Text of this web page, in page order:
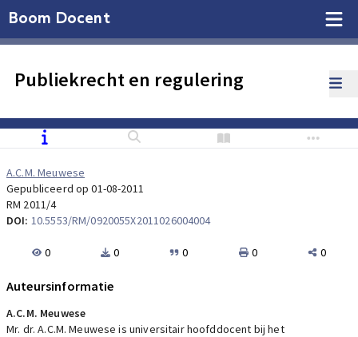
Boom Docent
Publiekrecht en regulering
A.C.M. Meuwese
Gepubliceerd op 01-08-2011
RM 2011/4
DOI: 10.5553/RM/0920055X2011026004004
0 0 0 0 0
Auteursinformatie
A.C.M. Meuwese
Mr. dr. A.C.M. Meuwese is universitair hoofddocent bij het